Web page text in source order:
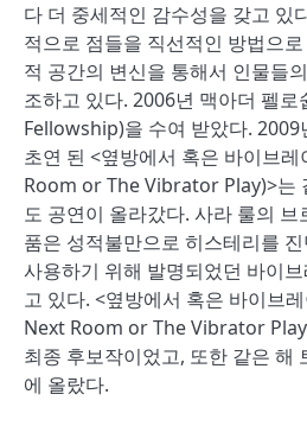
다 더 중세적인 감수성을 갖고 있
적으로 점들을 직선적인 방법으
적 공간의 변신을 통해서 인물들
조하고 있다. 2006년 맥아더 펠
Fellowship)을 수여 받았다. 2009
초연 된 <옆방에서 혹은 바이브
Room or The Vibrator Play)>는
도 공연이 올라갔다. 사라 룰의
품은 성적불만으로 히스테리를
사용하기 위해 발명되었던 바이
고 있다. <옆방에서 혹은 바이브
Next Room or The Vibrator
최종 후보작이었고, 또한 같은 해
에 올랐다.